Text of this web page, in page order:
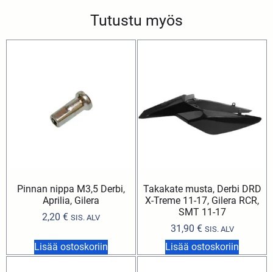
Tutustu myös
Pinnan nippa M3,5 Derbi,
Aprilia, Gilera
2,20 € SIS. ALV
Lisää ostoskoriin
Takakate musta, Derbi DRD
X-Treme 11-17, Gilera RCR,
SMT 11-17
31,90 € SIS. ALV
Lisää ostoskoriin